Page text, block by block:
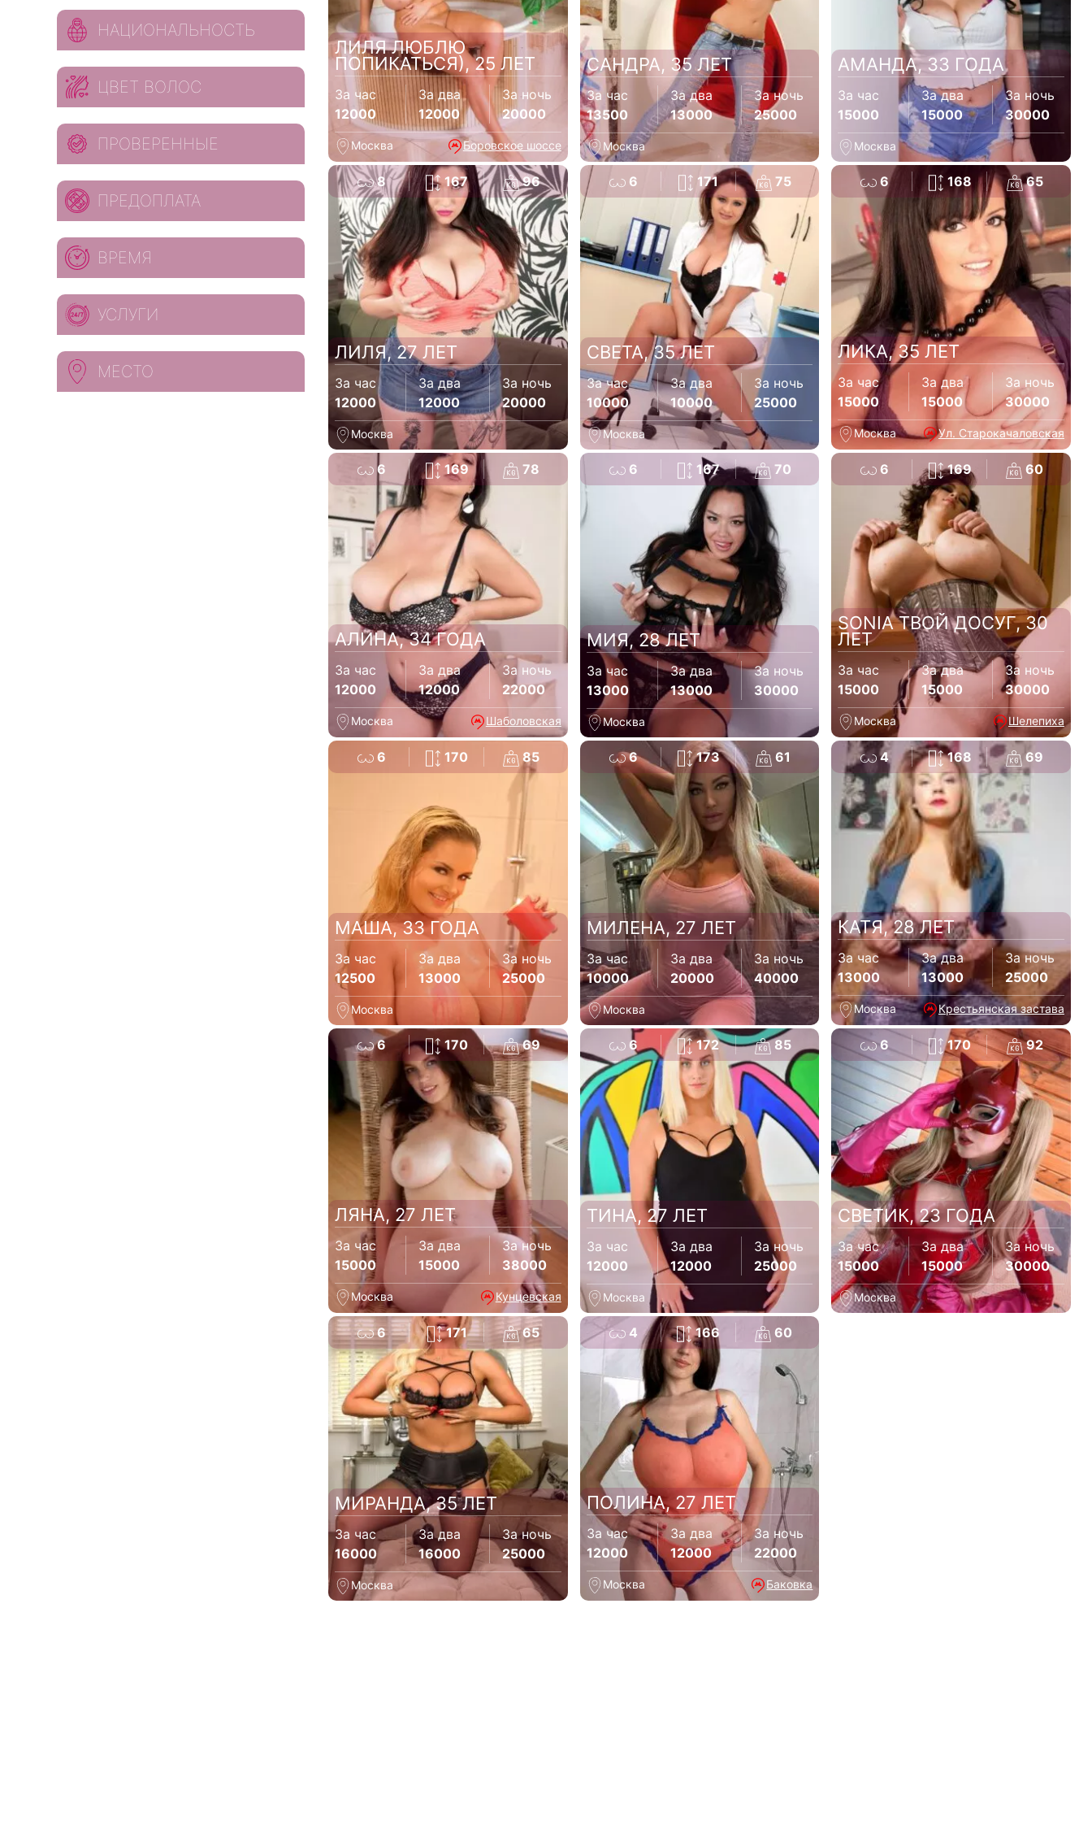
ЛИЛЯ ЛЮБЛЮ
ПОПИКАТЬСЯ), 25 ЛЕТ
За час
12000
За два
12000
За ночь
20000
Москва Боровское шоссе
САНДРА, 35 ЛЕТ
За час
13500
За два
13000
За ночь
25000
Москва
АМАНДА, 33 ГОДА
За час
15000
За два
15000
За ночь
30000
Москва
8 167 96
ЛИЛЯ, 27 ЛЕТ
За час
12000
За два
12000
За ночь
20000
Москва
6 171 75
СВЕТА, 35 ЛЕТ
За час
10000
За два
10000
За ночь
25000
Москва
6 168 65
ЛИКА, 35 ЛЕТ
За час
15000
За два
15000
За ночь
30000
Москва Ул. Старокачаловская
6 169 78
АЛИНА, 34 ГОДА
За час
12000
За два
12000
За ночь
22000
Москва Шаболовская
6 167 70
МИЯ, 28 ЛЕТ
За час
13000
За два
13000
За ночь
30000
Москва
6 169 60
SONIA ТВОЙ ДОСУГ, 30
ЛЕТ
За час
15000
За два
15000
За ночь
30000
Москва Шелепиха
6 170 85
МАША, 33 ГОДА
За час
12500
За два
13000
За ночь
25000
Москва
6 173 61
МИЛЕНА, 27 ЛЕТ
За час
10000
За два
20000
За ночь
40000
Москва
4 168 69
КАТЯ, 28 ЛЕТ
За час
13000
За два
13000
За ночь
25000
Москва Крестьянская застава
6 170 69
ЛЯНА, 27 ЛЕТ
За час
15000
За два
15000
За ночь
38000
Москва Кунцевская
6 172 85
ТИНА, 27 ЛЕТ
За час
12000
За два
12000
За ночь
25000
Москва
6 170 92
СВЕТИК, 23 ГОДА
За час
15000
За два
15000
За ночь
30000
Москва
6 171 65
МИРАНДА, 35 ЛЕТ
За час
16000
За два
16000
За ночь
25000
Москва
4 166 60
ПОЛИНА, 27 ЛЕТ
За час
12000
За два
12000
За ночь
22000
Москва Баковка
НАЦИОНАЛЬНОСТЬ
ЦВЕТ ВОЛОС
ПРОВЕРЕННЫЕ
ПРЕДОПЛАТА
ВРЕМЯ
УСЛУГИ
МЕСТО